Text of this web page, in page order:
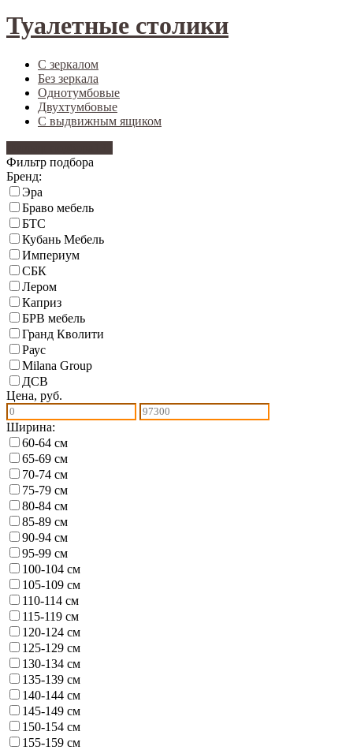
Туалетные столики
С зеркалом
Без зеркала
Однотумбовые
Двухтумбовые
С выдвижным ящиком
Фильтр подбора
Бренд:
Эра
Браво мебель
БТС
Кубань Мебель
Империум
СБК
Лером
Каприз
БРВ мебель
Гранд Кволити
Раус
Milana Group
ДСВ
Цена, руб.
Ширина:
60-64 см
65-69 см
70-74 см
75-79 см
80-84 см
85-89 см
90-94 см
95-99 см
100-104 см
105-109 см
110-114 см
115-119 см
120-124 см
125-129 см
130-134 см
135-139 см
140-144 см
145-149 см
150-154 см
155-159 см